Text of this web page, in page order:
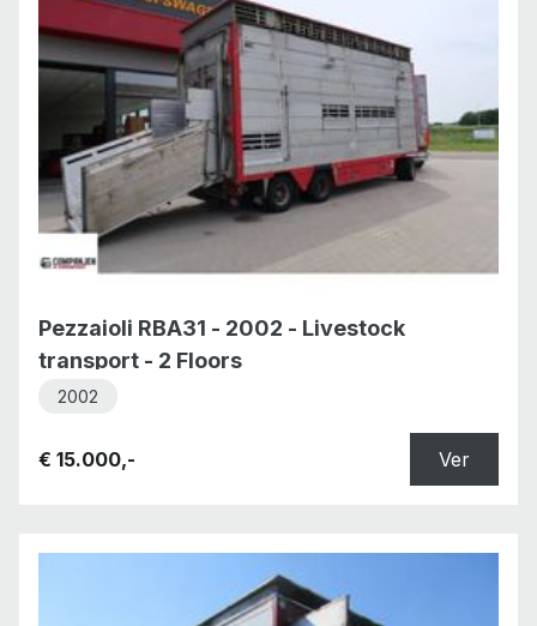
Pezzaioli RBA31 - 2002 - Livestock
transport - 2 Floors
2002
€ 15.000,- Ver